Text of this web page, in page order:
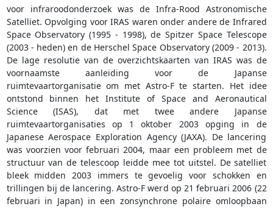
voor infraroodonderzoek was de Infra-Rood Astronomische
Satelliet. Opvolging voor IRAS waren onder andere de Infrared
Space Observatory (1995 - 1998), de Spitzer Space Telescope
(2003 - heden) en de Herschel Space Observatory (2009 - 2013).
De lage resolutie van de overzichtskaarten van IRAS was de
voornaamste aanleiding voor de Japanse
ruimtevaartorganisatie om met Astro-F te starten. Het idee
ontstond binnen het Institute of Space and Aeronautical
Science (ISAS), dat met twee andere Japanse
ruimtevaartorganisaties op 1 oktober 2003 opging in de
Japanese Aerospace Exploration Agency (JAXA). De lancering
was voorzien voor februari 2004, maar een probleem met de
structuur van de telescoop leidde mee tot uitstel. De satelliet
bleek midden 2003 immers te gevoelig voor schokken en
trillingen bij de lancering. Astro-F werd op 21 februari 2006 (22
februari in Japan) in een zonsynchrone polaire omloopbaan